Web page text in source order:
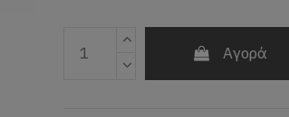
Αγορά